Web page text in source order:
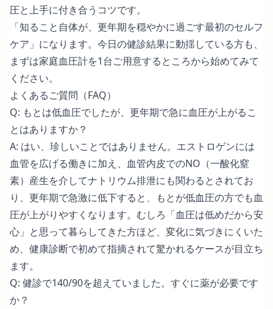
圧と上手に付き合うコツです。
「知ること自体が、更年期を穏やかに過ごす最初のセルフ
ケア」になります。今日の健診結果に動揺している方も、
まずは家庭血圧計を1台ご用意するところから始めてみて
ください。
よくあるご質問（FAQ）
Q: もとは低血圧でしたが、更年期で急に血圧が上がるこ
とはありますか？
A: はい、珍しいことではありません。エストロゲンには
血管を広げる働きに加え、血管内皮でのNO（一酸化窒
素）産生を介してナトリウム排泄にも関わるとされてお
り、更年期で急激に低下すると、もとが低血圧の方でも血
圧が上がりやすくなります。むしろ「血圧は低めだから安
心」と思って暮らしてきた方ほど、変化に気づきにくいた
め、健康診断で初めて指摘されて驚かれるケースが目立ち
ます。
Q: 健診で140/90を超えていました。すぐに薬が必要です
か？